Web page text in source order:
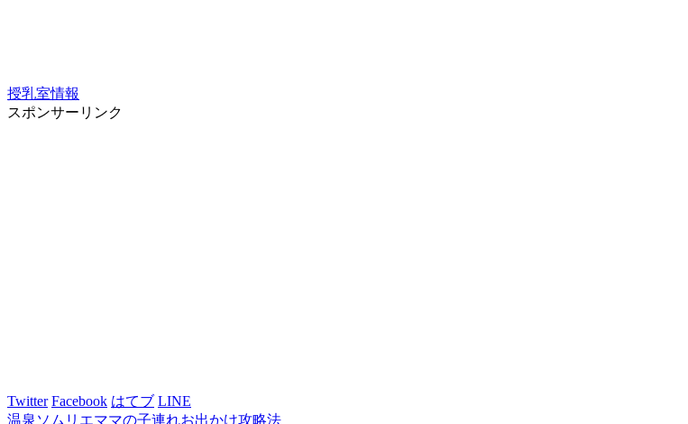
授乳室情報
スポンサーリンク
Twitter Facebook はてブ LINE
温泉ソムリエママの子連れお出かけ攻略法